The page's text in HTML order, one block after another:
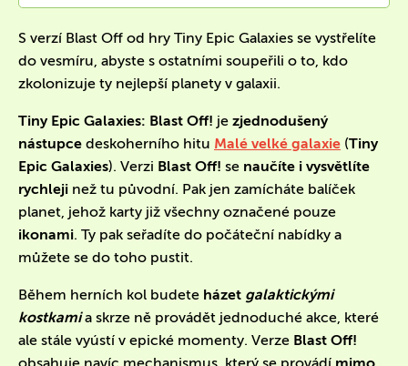
S verzí Blast Off od hry Tiny Epic Galaxies se vystřelíte
do vesmíru, abyste s ostatními soupeřili o to, kdo
zkolonizuje ty nejlepší planety v galaxii.
Tiny Epic Galaxies: Blast Off! je zjednodušený
nástupce deskoherního hitu Malé velké galaxie (Tiny
Epic Galaxies). Verzi Blast Off! se naučíte i vysvětlíte
rychleji než tu původní. Pak jen zamícháte balíček
planet, jehož karty již všechny označené pouze
ikonami. Ty pak seřadíte do počáteční nabídky a
můžete se do toho pustit.
Během herních kol budete házet galaktickými
kostkamia skrze ně provádět jednoduché akce, které
ale stále vyústí v epické momenty. Verze Blast Off!